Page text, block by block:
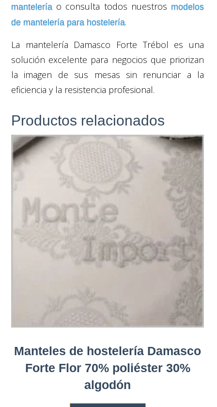
mantelería o consulta todos nuestros modelos
de mantelería para hostelería.
La mantelería Damasco Forte Trébol es una
solución excelente para negocios que priorizan
la imagen de sus mesas sin renunciar a la
eficiencia y la resistencia profesional.
Productos relacionados
Manteles de hostelería Damasco
Forte Flor 70% poliéster 30%
algodón